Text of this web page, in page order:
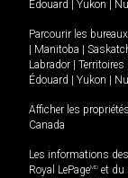
Édouard
Yukon
Parcourir les
Manitoba
Labrador
Édouard
Yukon
Afficher les
Canada
Les informations
Royal LePageMD et du